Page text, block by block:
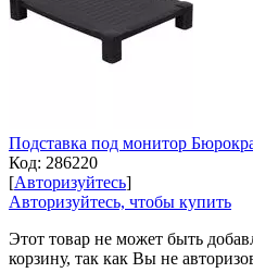
Подставка под монитор
Код: 286220
[Авторизуйтесь]
Авторизуйтесь, чтобы купить
Этот товар не может быть
корзину, так как Вы не